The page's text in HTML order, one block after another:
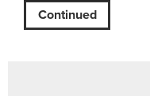
Continued